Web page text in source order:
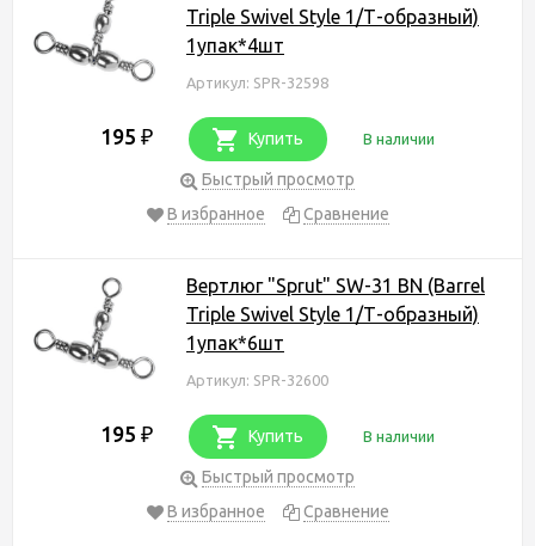
Triple Swivel Style 1/Т-образный)
1упак*4шт
Артикул: SPR-32598
195 ₽ Купить В наличии
Быстрый просмотр
В избранное
Сравнение
Вертлюг "Sprut" SW-31 BN (Barrel
Triple Swivel Style 1/Т-образный)
1упак*6шт
Артикул: SPR-32600
195 ₽ Купить В наличии
Быстрый просмотр
В избранное
Сравнение